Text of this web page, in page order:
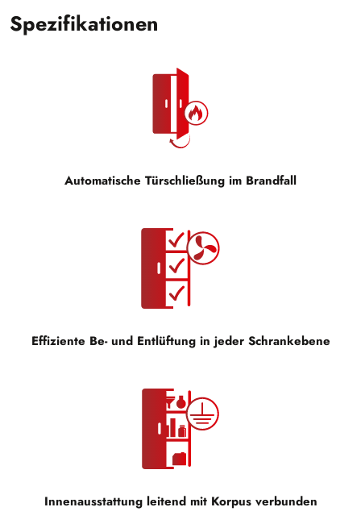
Spezifikationen
Automatische Türschließung im Brandfall
Effiziente Be- und Entlüftung in jeder Schrankebene
Innenausstattung leitend mit Korpus verbunden